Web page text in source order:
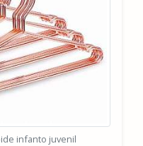
infanto juvenil